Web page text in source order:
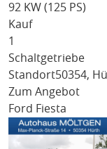
92 KW (125 PS)
Kauf
1
Schaltgetriebe
Standort50354,
Zum Angebot
Ford Fiesta